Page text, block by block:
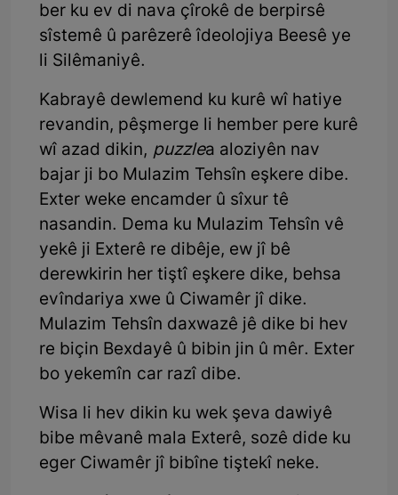
ber ku ev di nava çîrokê de berpirsê
sîstemê û parêzerê îdeolojiya Beesê ye
li Silêmaniyê.
Kabrayê dewlemend ku kurê wî hatiye
revandin, pêşmerge li hember pere kurê
wî azad dikin, puzzlea aloziyên nav
bajar ji bo Mulazim Tehsîn eşkere dibe.
Exter weke encamder û sîxur tê
nasandin. Dema ku Mulazim Tehsîn vê
yekê ji Exterê re dibêje, ew jî bê
derewkirin her tiştî eşkere dike, behsa
evîndariya xwe û Ciwamêr jî dike.
Mulazim Tehsîn daxwazê jê dike bi hev
re biçin Bexdayê û bibin jin û mêr. Exter
bo yekemîn car razî dibe.
Wisa li hev dikin ku wek şeva dawiyê
bibe mêvanê mala Exterê, sozê dide ku
eger Ciwamêr jî bibîne tiştekî neke.